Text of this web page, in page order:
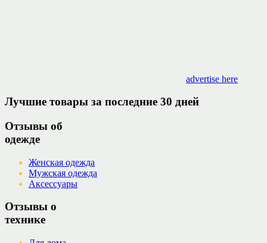
advertise here
Лучшие товары за последние 30 дней
Отзывы об
одежде
Женская одежда
Мужская одежда
Аксессуары
Отзывы о
технике